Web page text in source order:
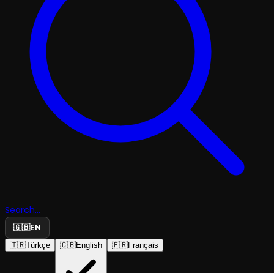
Search...
🇬🇧EN
🇹🇷Türkçe 🇬🇧English 🇫🇷Français